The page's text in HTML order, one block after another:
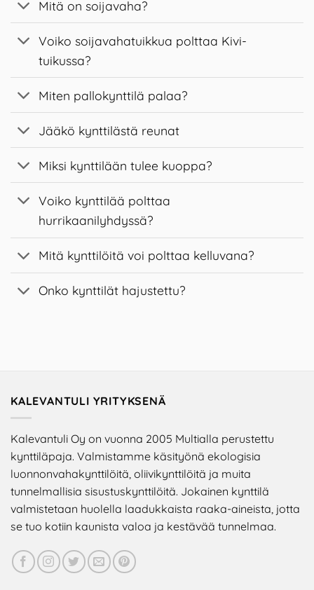
Mitä on soijavaha?
Voiko soijavahatuikkua polttaa Kivi-
tuikussa?
Miten pallokynttilä palaa?
Jääkö kynttilästä reunat
Miksi kynttilään tulee kuoppa?
Voiko kynttilää polttaa
hurrikaanilyhdyssä?
Mitä kynttilöitä voi polttaa kelluvana?
Onko kynttilät hajustettu?
KALEVANTULI YRITYKSENÄ
Kalevantuli Oy on vuonna 2005 Multialla perustettu
kynttiläpaja. Valmistamme käsityönä ekologisia
luonnonvahakynttilöitä, oliivikynttilöitä ja muita
tunnelmallisia sisustuskynttilöitä. Jokainen kynttilä
valmistetaan huolella laadukkaista raaka-aineista, jotta
se tuo kotiin kaunista valoa ja kestävää tunnelmaa.